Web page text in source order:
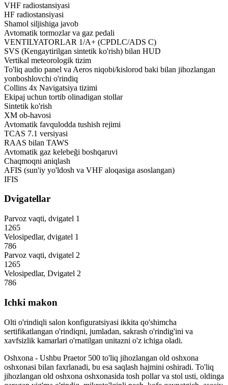
VHF radiostansiyasi
HF radiostansiyasi
Shamol siljishiga javob
Avtomatik tormozlar va gaz pedali
VENTILYATORLAR 1/A+ (CPDLC/ADS C)
SVS (Kengaytirilgan sintetik ko'rish) bilan HUD
Vertikal meteorologik tizim
To'liq audio panel va Aeros niqobi/kislorod baki bilan jihozlangan
yonboshlovchi o'rindiq
Collins 4x Navigatsiya tizimi
Ekipaj uchun tortib olinadigan stollar
Sintetik ko'rish
XM ob-havosi
Avtomatik favqulodda tushish rejimi
TCAS 7.1 versiyasi
RAAS bilan TAWS
Avtomatik gaz kelebeği boshqaruvi
Chaqmoqni aniqlash
AFIS (sun'iy yo'ldosh va VHF aloqasiga asoslangan)
IFIS
Dvigatellar
Parvoz vaqti, dvigatel 1
1265
Velosipedlar, dvigatel 1
786
Parvoz vaqti, dvigatel 2
1265
Velosipedlar, Dvigatel 2
786
Ichki makon
Olti o'rindiqli salon konfiguratsiyasi ikkita qo'shimcha
sertifikatlangan o'rindiqni, jumladan, sakrash o'rindig'ini va
xavfsizlik kamarlari o'rnatilgan unitazni o'z ichiga oladi.
Oshxona - Ushbu Praetor 500 to'liq jihozlangan old oshxona
oshxonasi bilan faxrlanadi, bu esa saqlash hajmini oshiradi. To'liq
jihozlangan old oshxona oshxonasida tosh pollar va stol usti, oldinga